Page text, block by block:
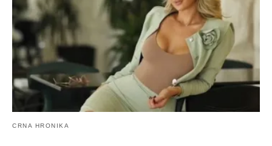
CRNA HRONIKA